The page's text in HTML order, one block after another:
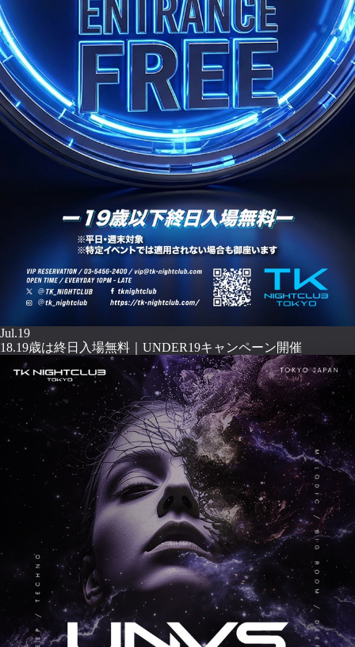
Jul.19
18.19歳は終日入場無料｜UNDER19キャンペーン開催